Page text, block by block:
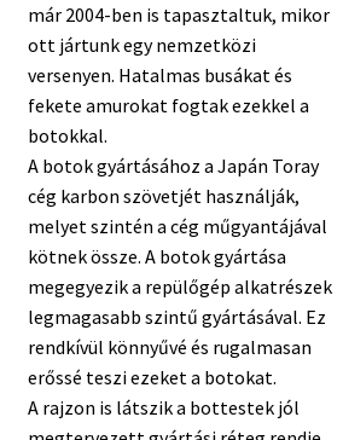
már 2004-ben is tapasztaltuk, mikor
ott jártunk egy nemzetközi
versenyen. Hatalmas busákat és
fekete amurokat fogtak ezekkel a
botokkal.
A botok gyártásához a Japán Toray
cég karbon szövetjét használják,
melyet szintén a cég műgyantájával
kötnek össze. A botok gyártása
megegyezik a repülőgép alkatrészek
legmagasabb szintű gyártásával. Ez
rendkívül könnyűvé és rugalmasan
erőssé teszi ezeket a botokat.
A rajzon is látszik a bottestek jól